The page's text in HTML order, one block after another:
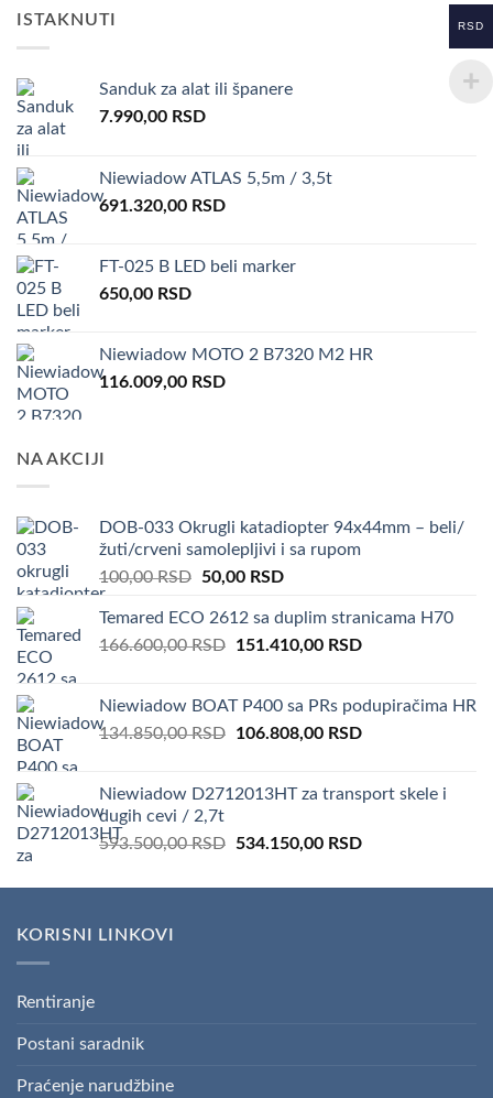
ISTAKNUTI
Sanduk za alat ili španere
7.990,00 RSD
Niewiadow ATLAS 5,5m / 3,5t
691.320,00 RSD
FT-025 B LED beli marker
650,00 RSD
Niewiadow MOTO 2 B7320 M2 HR
116.009,00 RSD
NA AKCIJI
DOB-033 Okrugli katadiopter 94x44mm – beli/
žuti/crveni samolepljivi i sa rupom
100,00RSD
Original
was:
100,00 RSD.
50,00 RSDCurrent
is:
50,00 RSD.
Temared ECO 2612 sa duplim stranicama H70
166.600,00RSD
Original
166.600,00 RSD.
151.410,00 RSDCurrent
151.410,00 RSD.
Niewiadow BOAT P400 sa PRs podupiračima HR
134.850,00RSD
Original
134.850,00 RSD.
106.808,00 RSDCurrent
106.808,00 RSD.
Niewiadow D2712013HT za transport skele i
dugih cevi / 2,7t
593.500,00RSD
Original
was:
534.150,00 RSDCurrent
is:
KORISNI LINKOVI
Rentiranje
Postani saradnik
Praćenje narudžbine
RSD